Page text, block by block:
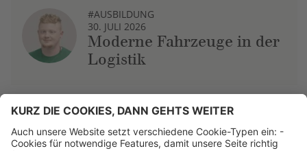
#AUSBILDUNG
30. JULI 2026
Moderne Fahrzeuge in der
Logistik